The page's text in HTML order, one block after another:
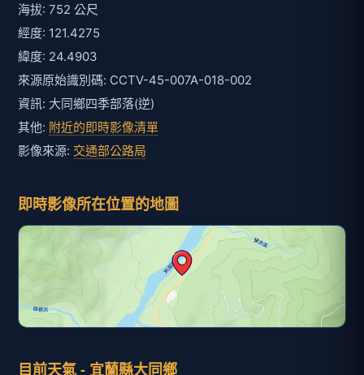
海拔: 752 公尺
經度: 121.4275
緯度: 24.4903
來源原始識別碼: CCTV-45-007A-018-002
資訊: 大同鄉四季部落(逆)
其他: 附近的即時影像清單
影像來源: 交通部公路局
即時影像所在位置的地圖
目前天氣 - 宜蘭縣大同鄉